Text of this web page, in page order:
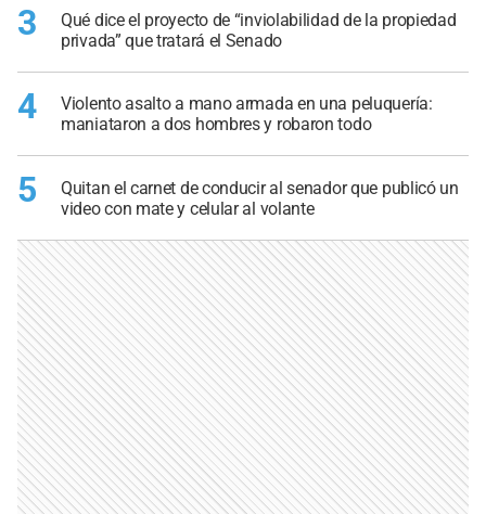
3
Qué dice el proyecto de “inviolabilidad de la propiedad
privada” que tratará el Senado
4
Violento asalto a mano armada en una peluquería:
maniataron a dos hombres y robaron todo
5
Quitan el carnet de conducir al senador que publicó un
video con mate y celular al volante